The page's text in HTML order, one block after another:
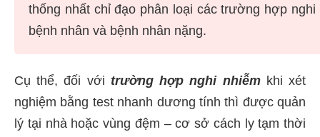
thống nhất chỉ đạo phân loại các trường hợp
bệnh nhân và bệnh nhân nặng.
Cụ thể, đối với trường hợp nghi nhiễmkhi xét
nghiệm bằng test nhanh dương tính thì được quản
lý tại nhà hoặc vùng đệm – cơ sở cách ly tạm thời